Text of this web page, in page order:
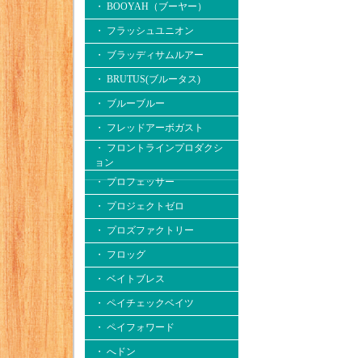
・ BOOYAH（ブーヤー）
・ フラッシュユニオン
・ ブラッディサムルアー
・ BRUTUS(ブルータス)
・ ブルーブルー
・ フレッドアーボガスト
・ フロントラインプロダクシ
ョン
・ プロフェッサー
・ プロジェクトゼロ
・ プロズファクトリー
・ フロッグ
・ ベイトブレス
・ ペイチェックベイツ
・ ペイフォワード
・ へドン